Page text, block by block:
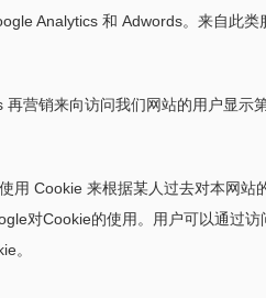
Analytics 和 Adwords。来自此
营销来向访问我们网站的用户显示
用 Cookie 来根据某人过去对本网
对Cookie的使用。用户可以通过
。